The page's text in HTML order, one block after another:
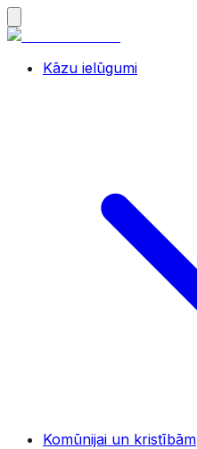
Kāzu ielūgumi
Komūnijai un kristībām